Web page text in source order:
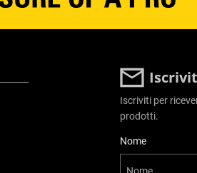
Iscriviti per
prodotti.
User Details
Nome